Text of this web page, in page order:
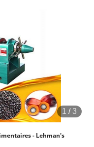
1 /3
- Lehman's